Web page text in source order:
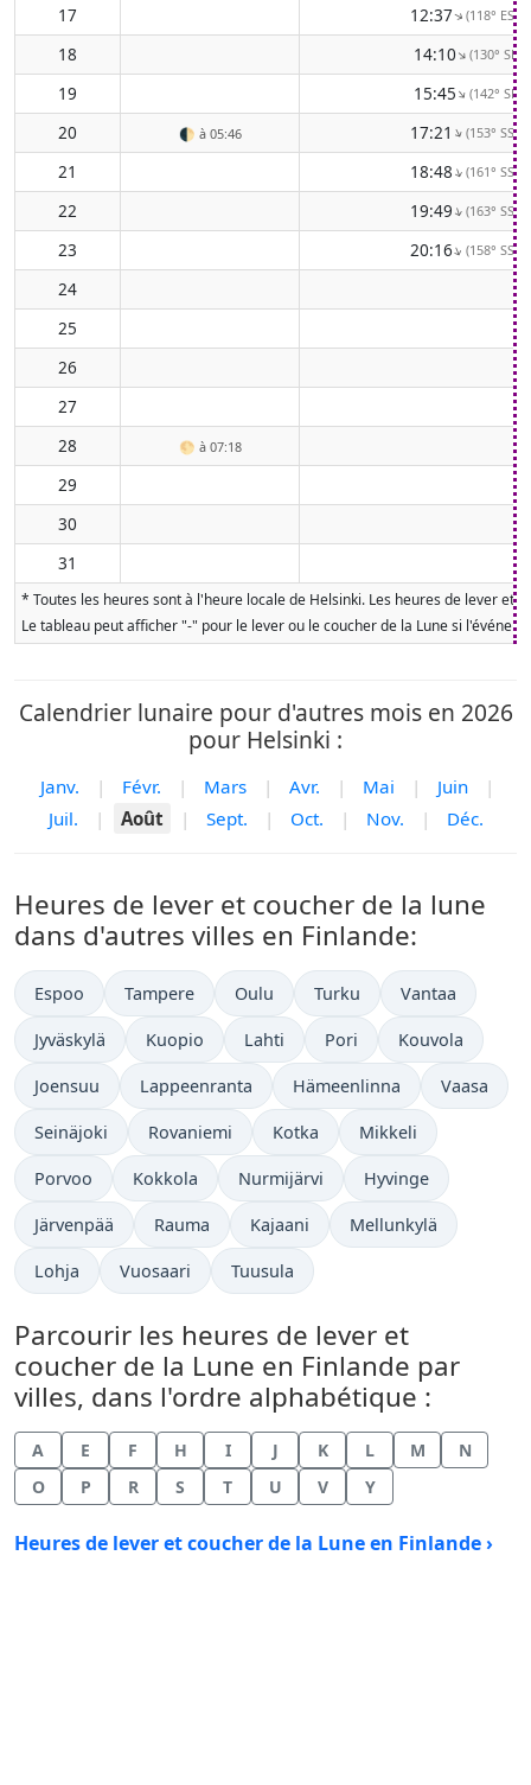
17 12:37↑(118° ESE)
18 14:10↑(130° SE)
19 15:45↑(142° SE)
20 🌓 à 05:46 17:21 ↑(153° SSE)
21 18:48↑ (161° SSE)
22 19:49↑ (163° SSE)
23 20:16↑(158° SSE)
24
25
26
27
28
🌕 à 07:18
29
30
31
* Toutes les heures sont à l'heure locale de Helsinki. Les heures de lever
Le tableau peut afficher "-" pour le lever ou le coucher de la Lune si
Calendrier lunaire pour d'autres mois en 2026
pour Helsinki :
Janv. | Févr. | Mars | Avr. | Mai | Juin
|
Juil.
| Août | Sept. | Oct. | Nov. | Déc.
Heures de lever et coucher de la lune
dans d'autres villes en Finlande:
Espoo Tampere Oulu Turku Vantaa
Jyväskylä Kuopio Lahti Pori Kouvola
Joensuu Lappeenranta Hämeenlinna Vaasa
Seinäjoki Rovaniemi Kotka Mikkeli
Porvoo Kokkola Nurmijärvi Hyvinge
Järvenpää Rauma Kajaani Mellunkylä
Lohja Vuosaari Tuusula
Parcourir les heures de lever et
coucher de la Lune en Finlande par
villes, dans l'ordre alphabétique :
A E F H I J K L M
N
O
P R S T U V Y
Heures de lever et coucher de la Lune en Finlande ›